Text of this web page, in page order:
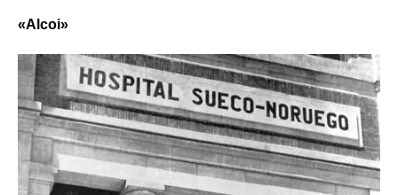
«Alcoi»